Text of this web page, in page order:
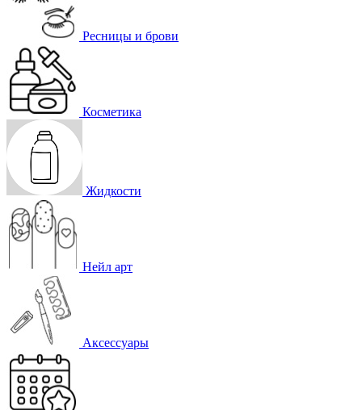
Ресницы и брови
Косметика
Жидкости
Нейл арт
Аксессуары